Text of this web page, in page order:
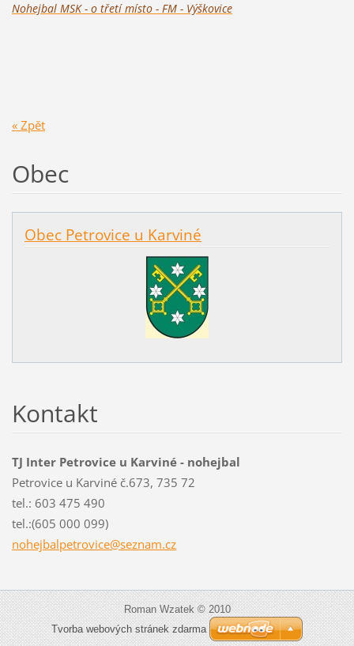
Nohejbal MSK - o třetí místo - FM - Výškovice
« Zpět
Obec
Obec Petrovice u Karviné
Kontakt
TJ Inter Petrovice u Karviné - nohejbal
Petrovice u Karviné č.673, 735 72
tel.: 603 475 490
tel.:(605 000 099)
nohejbalpetrovice@seznam.cz
Roman Wzatek © 2010
Tvorba webových stránek zdarma